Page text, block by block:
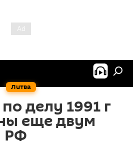
Литва
делу 1991 г
еще двум
РФ